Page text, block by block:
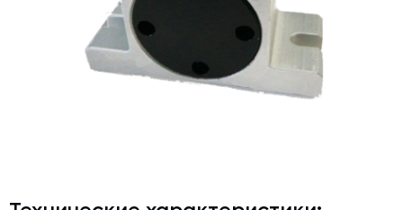
Дробильно-сортировочный комплекс
Околопрессовочное оборудование